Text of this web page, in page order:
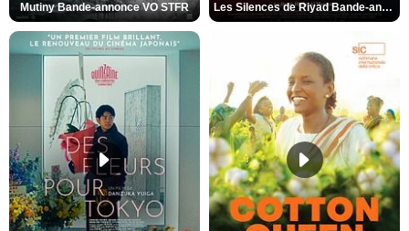
Mutiny Bande-annonce VO STFR Les Silences de Riyad Bande-annonce VO STFR